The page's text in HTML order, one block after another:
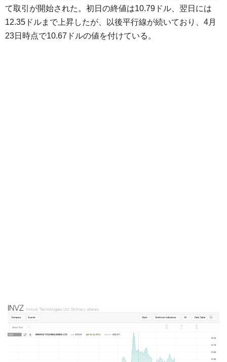
て取引が開始された。初日の終値は10.79ドル、翌日には
12.35ドルまで上昇したが、以後平行線が続いており、4月
23日時点で10.67ドルの値を付けている。